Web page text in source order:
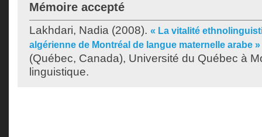
Mémoire accepté
Lakhdari, Nadia (2008). « La vitalité
algérienne de Montréal de langue maternelle arabe »
(Québec, Canada), Université du Québec à
linguistique.